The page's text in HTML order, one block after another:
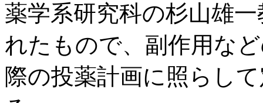
薬学系研究科の杉山雄
れたもので、副作用な
際の投薬計画に照らし